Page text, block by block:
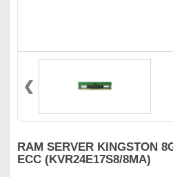
RAM SERVER KINGSTON
ECC (KVR24E17S8/8MA)